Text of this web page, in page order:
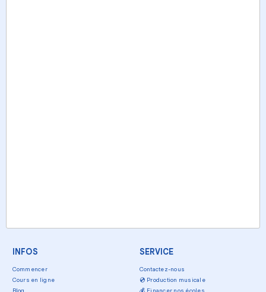
INFOS
Commencer
Cours en ligne
Blog
SERVICE
Contactez-nous
💿 Production musicale
💰 Financer nos écoles